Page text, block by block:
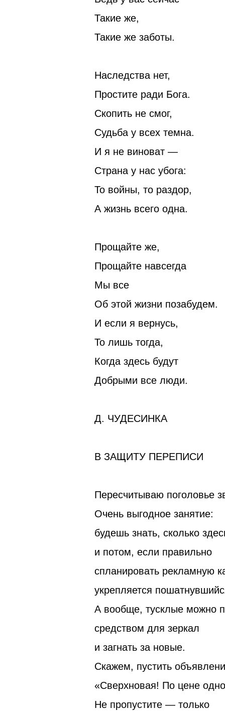
Такие же,
Такие же заботы.
Наследства нет,
Простите ради Бога.
Скопить не смог,
Судьба у всех темна.
И я не виноват —
Страна у нас убога:
То войны, то раздор,
А жизнь всего одна.
Прощайте же,
Прощайте навсегда
Мы все
Об этой жизни позабудем.
И если я вернусь,
То лишь тогда,
Когда здесь будут
Добрыми все люди.
Д. ЧУДЕСИНКА
В ЗАЩИТУ ПЕРЕПИСИ
Пересчитываю поголовье
Очень выгодное занятие:
будешь знать, сколько
и потом, если правильно
спланировать рекламную
укрепляется
А вообще, тусклые можно
средством для зеркал
и загнать за новые.
Скажем, пустить
«Сверхновая! По цене
Не пропустите — только